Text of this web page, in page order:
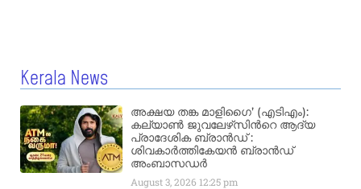
Kerala News
അക്ഷയ തങ്ക മാളിഗൈ’ (എടിഎം):
കല്യാണ്‍ ജുവലേഴ്‌സിന്‍റെ ആദ്യ
പ്രാദേശിക ബ്രാന്‍ഡ് :
ശിവകാര്‍ത്തികേയന്‍ ബ്രാന്‍ഡ്
അംബാസഡര്‍
August 3, 2026 12:25 pm